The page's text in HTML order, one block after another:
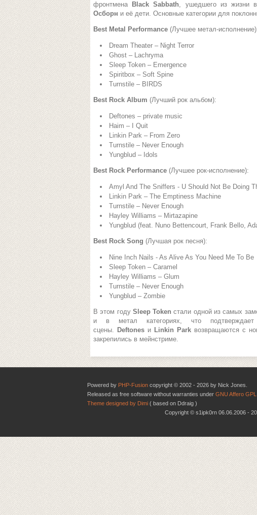
фронтмена
Black Sabbath, ушедшего из жизни в
Осборн и её дети. Основные категории для
Best Metal Performance (Лучшее метал-
Dream Theater – Night Terror
Ghost – Lachryma
Sleep Token – Emergence
Spiritbox – Soft Spine
Turnstile – BIRDS
Best Rock Album (Лучший рок альбом):
Deftones – private music
Haim – I Quit
Linkin Park – From Zero
Turnstile – Never Enough
Yungblud – Idols
Best Rock Performance (Лучшее рок-исполнение):
Amyl And The Sniffers - U Should Not Be Doing
Linkin Park – The Emptiness Machine
Turnstile – Never Enough
Hayley Williams – Mirtazapine
Yungblud (feat. Nuno Bettencourt, Frank Bello,
Best Rock Song (Лучшая рок песня):
Nine Inch Nails - As Alive As You Need Me To Be
Sleep Token – Caramel
Hayley Williams – Glum
Turnstile – Never Enough
Yungblud – Zombie
В этом году Sleep Tokenстали одной из самых
и в метал категориях, что
сцены. Deftones и Linkin Park возвращаются с
закрепились в мейнстриме.
Powered by PHP-Fusion copyright © 2002 - 2026 by Nick Jones.
Released as free software without warranties under GNU Affero GPL
Theme designed by Dimi ( based on Ddraig )
Copyright © s1ipk0rn 06.06.2006 -